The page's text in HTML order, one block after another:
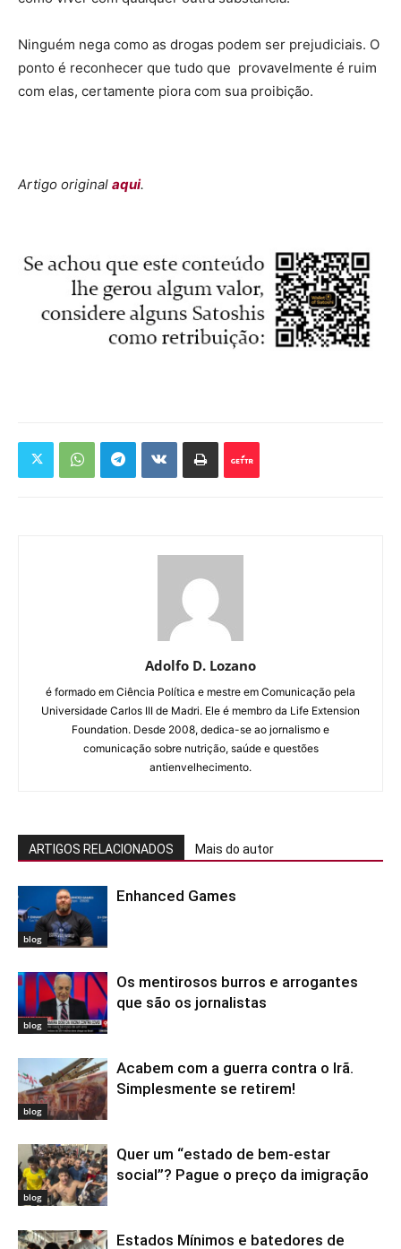
Ninguém nega como as drogas podem ser prejudiciais. O
ponto é reconhecer que tudo que provavelmente é ruim
com elas, certamente piora com sua proibição.
Artigo original aqui.
Adolfo D. Lozano
é formado em Ciência Política e mestre em Comunicação pela
Universidade Carlos III de Madri. Ele é membro da Life Extension
Foundation. Desde 2008, dedica-se ao jornalismo e
comunicação sobre nutrição, saúde e questões
antienvelhecimento.
ARTIGOS RELACIONADOS Mais do autor
blog
Enhanced Games
blog
Os mentirosos burros e arrogantes
que são os jornalistas
blog
Acabem com a guerra contra o Irã.
Simplesmente se retirem!
blog
Quer um “estado de bem-estar
social”? Pague o preço da imigração
Estados Mínimos e batedores de